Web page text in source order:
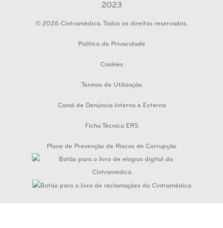
© 2026 Cintramédica. Todos os direitos reservados.
Política de Privacidade
Cookies
Termos de Utilização
Canal de Denúncia Interna e Externa
Ficha Técnica ERS
Plano de Prevenção de Riscos de Corrupção